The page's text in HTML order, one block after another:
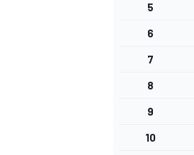
5
6
7
8
9
10